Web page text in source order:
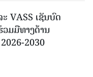
VASS ເຊັນບົດ
ມມືທາງດ້ານ
2030